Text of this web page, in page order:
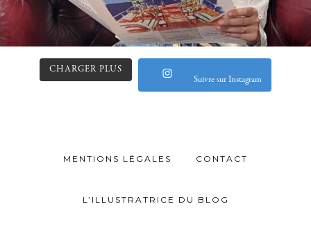
CHARGER PLUS
Suivre sur Instagram
MENTIONS LÉGALES CONTACT
L’ILLUSTRATRICE DU BLOG